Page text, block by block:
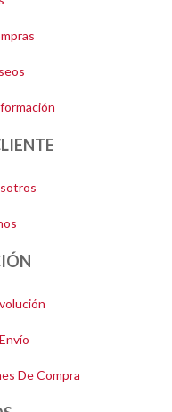
De Compra